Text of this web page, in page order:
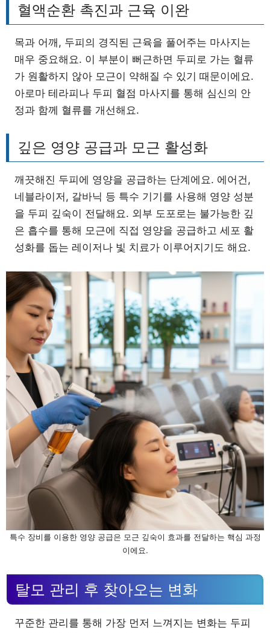
혈액순환 촉진과 근육 이완
목과 어깨, 두피의 경직된 근육을 풀어주는 마사지는
매우 중요해요. 이 부분이 뻐근하면 두피로 가는 혈류
가 원활하지 않아 모근이 약해질 수 있기 때문이에요.
아로마 테라피나 두피 혈점 마사지를 통해 심신의 안
정과 함께 혈류를 개선해요.
깊은 영양 공급과 모근 활성화
깨끗해진 두피에 영양을 공급하는 단계에요. 에어건,
네블라이저, 갈바닉 등 특수 기기를 사용해 영양 성분
을 두피 깊숙이 전달해요. 외부 도포로는 불가능한 깊
은 흡수를 통해 모근에 직접 영양을 공급하고 세포 활
성화를 돕는 레이저나 빛 치료가 이루어지기도 해요.
특수 장비를 이용한 영양 공급은 모근 깊숙이 효과를 전달하는 핵심 과정
이에요.
탈모 관리 후 찾아오는 변화
꾸준한 관리를 통해 가장 먼저 느껴지는 변화는 두피